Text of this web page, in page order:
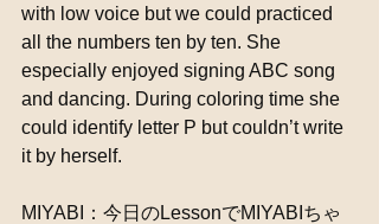
with low voice but we could practiced
all the numbers ten by ten. She
especially enjoyed signing ABC song
and dancing. During coloring time she
could identify letter P but couldn’t write
it by herself.
MIYABI：今日のLessonでMIYABIちゃ